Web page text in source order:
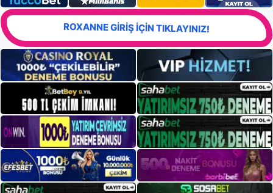
ROXANNE GİRİŞ İÇİN TIKLAYINIZ!